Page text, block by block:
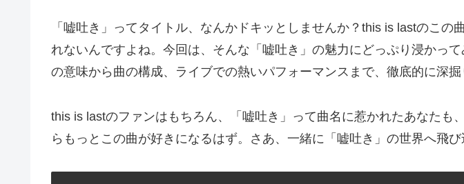
「嘘吐き」ってタイトル、なんかドキッとしませんか？this is lastのこの
れないんですよね。今回は、そんな「嘘吐き」の魅力にどっぷり浸かっ
の意味から曲の構成、ライブでの熱いパフォーマンスまで、徹底的に深掘
this is lastのファンはもちろん、「嘘吐き」って曲名に惹かれたあなたも
らもっとこの曲が好きになるはず。さあ、一緒に「嘘吐き」の世界へ飛び